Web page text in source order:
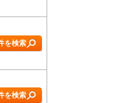
を検索
を検索